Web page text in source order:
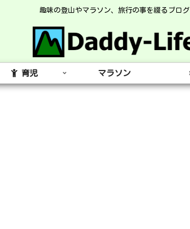
趣味の登山やマラソン、旅行の事を綴るブログ
育児 マラソン